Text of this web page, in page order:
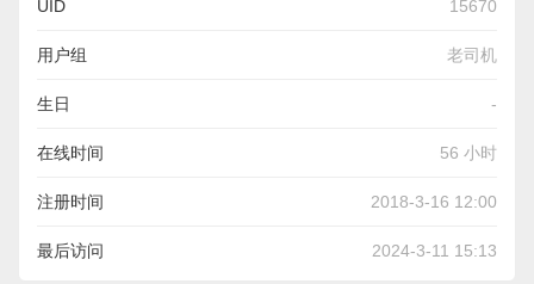
UID 15670
用户组 老司机
生日 -
在线时间 56 小时
注册时间 2018-3-16 12:00
最后访问 2024-3-11 15:13